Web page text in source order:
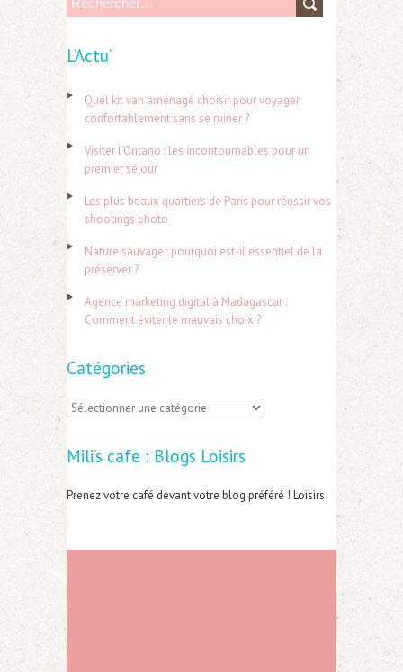
h
r
:
L’Actu’
Quel kit van aménagé choisir pour voyager
confortablement sans se ruiner ?
Visiter l’Ontario : les incontournables pour un
premier séjour
Les plus beaux quartiers de Paris pour réussir vos
shootings photo
Nature sauvage : pourquoi est-il essentiel de la
préserver ?
Agence marketing digital à Madagascar :
Comment éviter le mauvais choix ?
Catégories
C
t
é
o
Mili’s cafe : Blogs Loisirs
Prenez votre café devant votre blog préféré ! Loisirs